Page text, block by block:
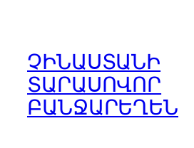
ՉԻՆԱՍՏԱՆԻ
ՏԱՐԱՍՈՎՈՐ
ԲԱՆՋԱՐԵՂԵՆ